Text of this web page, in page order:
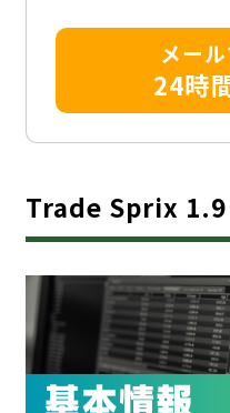
メー
24時
Trade Sprix 1.9